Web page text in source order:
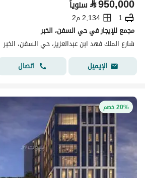
⃁950,000 سنوياً
1
2,134 م2
مجمع للإيجار في حي السفن، الخبر
شارع الملك فهد ابن عبدالعزيز، حي السفن، الخبر
الإيميل
اتصال
20% خصم